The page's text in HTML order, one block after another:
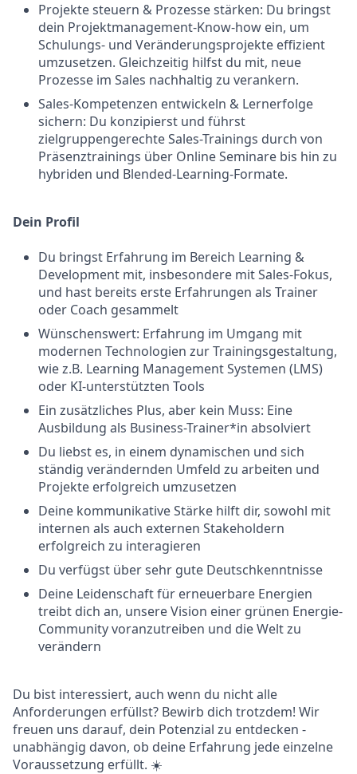
Projekte steuern & Prozesse stärken: Du bringst
dein Projektmanagement-Know-how ein, um
Schulungs- und Veränderungsprojekte effizient
umzusetzen. Gleichzeitig hilfst du mit, neue
Prozesse im Sales nachhaltig zu verankern.
Sales-Kompetenzen entwickeln & Lernerfolge
sichern: Du konzipierst und führst
zielgruppengerechte Sales-Trainings durch von
Präsenztrainings über Online Seminare bis hin zu
hybriden und Blended-Learning-Formate.
Dein Profil
Du bringst Erfahrung im Bereich Learning &
Development mit, insbesondere mit Sales-Fokus,
und hast bereits erste Erfahrungen als Trainer
oder Coach gesammelt
Wünschenswert: Erfahrung im Umgang mit
modernen Technologien zur Trainingsgestaltung,
wie z.B. Learning Management Systemen (LMS)
oder KI-unterstützten Tools
Ein zusätzliches Plus, aber kein Muss: Eine
Ausbildung als Business-Trainer*in absolviert
Du liebst es, in einem dynamischen und sich
ständig verändernden Umfeld zu arbeiten und
Projekte erfolgreich umzusetzen
Deine kommunikative Stärke hilft dir, sowohl mit
internen als auch externen Stakeholdern
erfolgreich zu interagieren
Du verfügst über sehr gute Deutschkenntnisse
Deine Leidenschaft für erneuerbare Energien
treibt dich an, unsere Vision einer grünen Energie-
Community voranzutreiben und die Welt zu
verändern
Du bist interessiert, auch wenn du nicht alle
Anforderungen erfüllst? Bewirb dich trotzdem! Wir
freuen uns darauf, dein Potenzial zu entdecken -
unabhängig davon, ob deine Erfahrung jede einzelne
Voraussetzung erfüllt. ☀️